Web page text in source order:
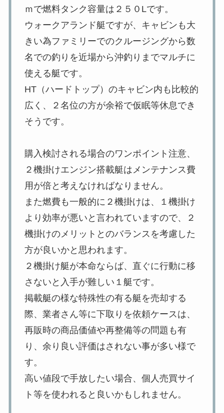
ｍで燃料タンク容量は２５０Lです。
ウォークアランド艇ですが、キャビンも大
きい為ファミリーでのクルージングから数
名での釣りを近場から沖釣りまでマルチに
使える艇です。
HT（ハードトップ）のキャビン内も比較的
広く、２名位の方が余裕で仮眠等休息でき
そうです。
購入検討される場合のワンポイント注意、
２機掛けエンジン搭載艇はメンテナンス費
用が倍と考えなければなりません。
また燃費も一般的に２機掛けは、１機掛け
より効率が悪いと言われていますので、２
機掛けのメリットとのバランスを考慮した
方が良いかと思われます。
２機掛け艇が本命ならば、直ぐに行動に移
さないと入手が難しい１艇です。
掲載艇の様な特殊性の有る艇を売却する
際、業者さん等に下取りを依頼ケースは、
再販時の商品価値や再整備等の問題も有
り、余り良い評価はされない事が多い様で
す。
高い値段で手放したい場合、個人売買サイ
ト等を使われると良いかもしれません。